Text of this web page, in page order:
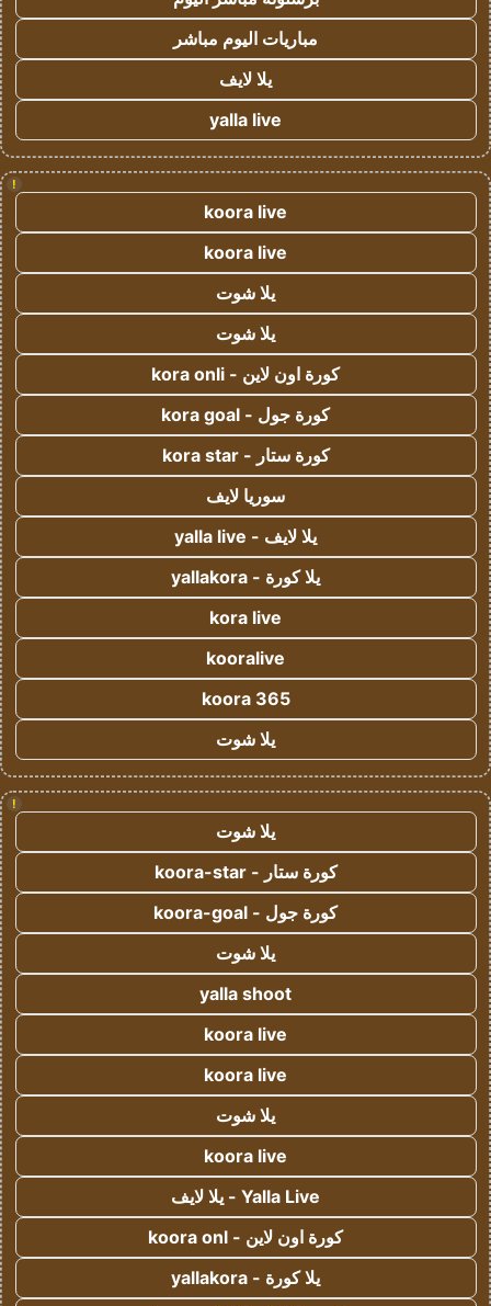
مباريات اليوم مباشر
يلا لايف
yalla live
!
koora live
koora live
يلا شوت
يلا شوت
كورة اون لاين - kora onli
كورة جول - kora goal
كورة ستار - kora star
سوريا لايف
يلا لايف - yalla live
يلا كورة - yallakora
kora live
kooralive
koora 365
يلا شوت
!
يلا شوت
كورة ستار - koora-star
كورة جول - koora-goal
يلا شوت
yalla shoot
koora live
koora live
يلا شوت
koora live
Yalla Live - يلا لايف
كورة اون لاين - koora onl
يلا كورة - yallakora